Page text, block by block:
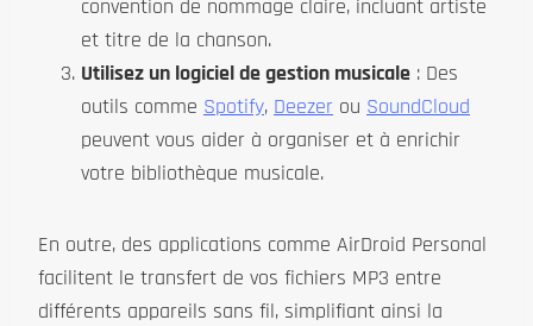
convention de nommage claire, incluant artiste
et titre de la chanson.
Utilisez un logiciel de gestion musicale : Des
outils comme Spotify, Deezer ou SoundCloud
peuvent vous aider à organiser et à enrichir
votre bibliothèque musicale.
En outre, des applications comme AirDroid Personal
facilitent le transfert de vos fichiers MP3 entre
différents appareils sans fil, simplifiant ainsi la